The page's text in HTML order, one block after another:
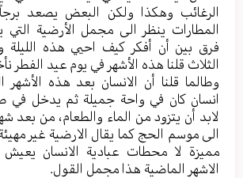
الرغائب وهكذا ولكن البعض يصعد
المطارات ينظر الى مجمل الأرضية التي
فرق بين أن أفكر كيف احيي هذه الليلة
الثلاث قلنا هذه الأشهر في يوم عيد الفطر
وطالما قلنا أن الانسان بعد هذه الأشهر
انسان كان في واحة جميلة ثم يدخل في
لابد أن يتزود من الماء والطعام، من بعد
الى موسم الحج كما يقال الارضية غير
مميزة لا محطات عبادية الانسان
الاشهر الماضية هذا مجمل القول.